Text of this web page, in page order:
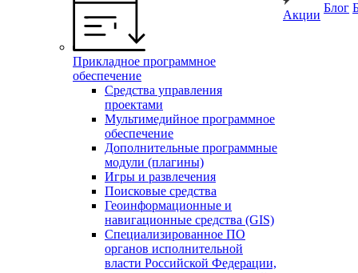
Прикладное программное
обеспечение
Средства управления
проектами
Мультимедийное программное
обеспечение
Дополнительные программные
модули (плагины)
Игры и развлечения
Поисковые средства
Геоинформационные и
навигационные средства (GIS)
Специализированное ПО
органов исполнительной
власти Российской Федерации,
Акции
Блог